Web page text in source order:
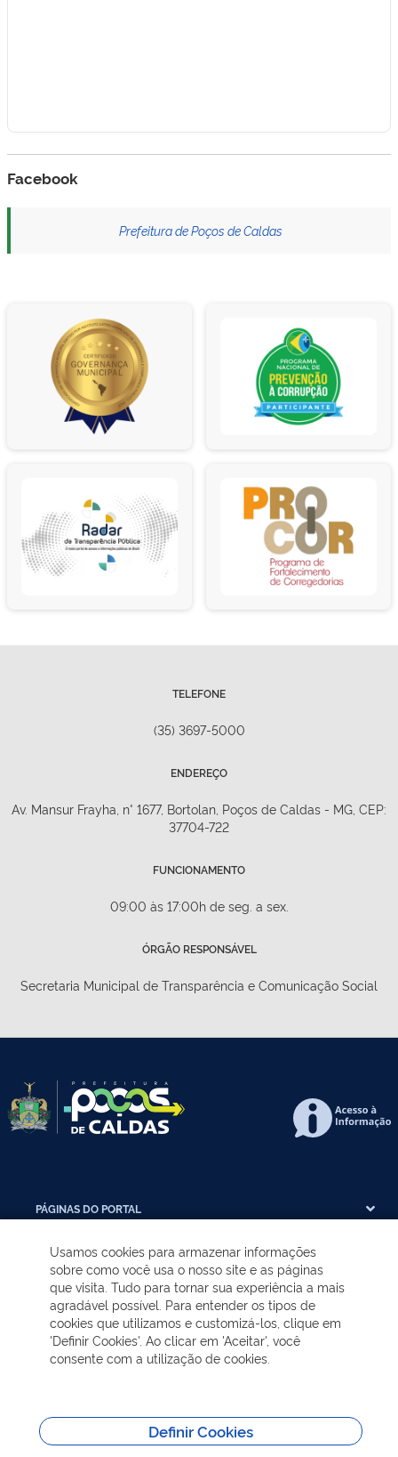
Facebook
Prefeitura de Poços de Caldas
TELEFONE
(35) 3697-5000
ENDEREÇO
Av. Mansur Frayha, n° 1677, Bortolan, Poços de Caldas - MG, CEP:
37704-722
FUNCIONAMENTO
09:00 às 17:00h de seg. a sex.
ÓRGÃO RESPONSÁVEL
Secretaria Municipal de Transparência e Comunicação Social
PÁGINAS DO PORTAL
ÓRGÃOS DA PREFEITURA
PÚBLICOS ALVOS
TRANSPARÊNCIA
Usamos cookies para armazenar informações
sobre como você usa o nosso site e as páginas
que visita. Tudo para tornar sua experiência a mais
agradável possível. Para entender os tipos de
cookies que utilizamos e customizá-los, clique em
'Definir Cookies'. Ao clicar em 'Aceitar', você
consente com a utilização de cookies.
Definir Cookies